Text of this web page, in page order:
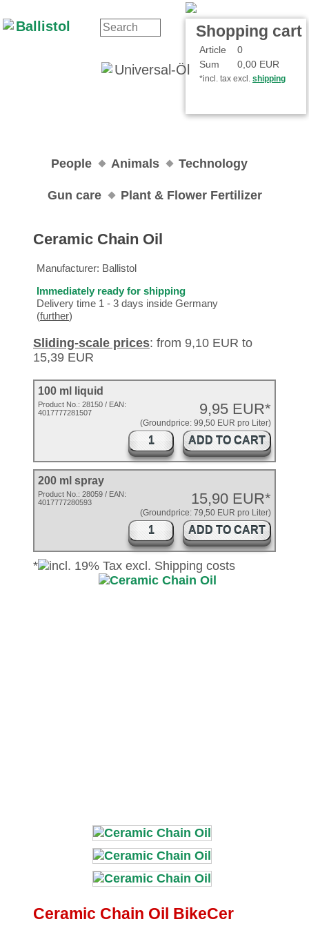
Shopping cart
Article
0
Sum
0,00 EUR
*incl. tax excl. shipping
People Animals Technology
Gun care Plant & Flower Fertilizer
Ceramic Chain Oil
Manufacturer: Ballistol
Immediately ready for shipping
Delivery time 1 - 3 days inside Germany
(further)
Sliding-scale prices: from 9,10 EUR to
15,39 EUR
100 ml liquid
9,95 EUR*
(Groundprice: 99,50 EUR pro Liter)
Product No.: 28150 / EAN:
4017777281507
ADD TO CART
200 ml spray
15,90 EUR*
(Groundprice: 79,50 EUR pro Liter)
Product No.: 28059 / EAN:
4017777280593
ADD TO CART
*
Ceramic Chain Oil BikeCer